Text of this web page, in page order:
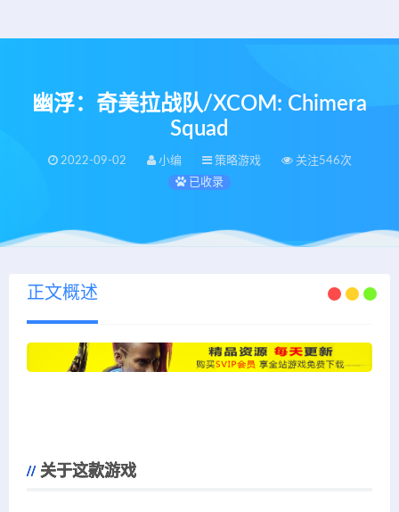
幽浮：奇美拉战队/XCOM: Chimera
Squad
2022-09-02 小编 策略游戏
关注546次
已收录
正文概述
关于这款游戏